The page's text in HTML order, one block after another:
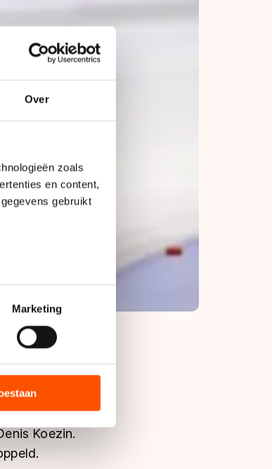
Over
zoals
en content,
gebruikt
in. U kunt uw
en
verzameld via
mogelijk geen
overdracht.
Marketing
Elgersma
Koezin.